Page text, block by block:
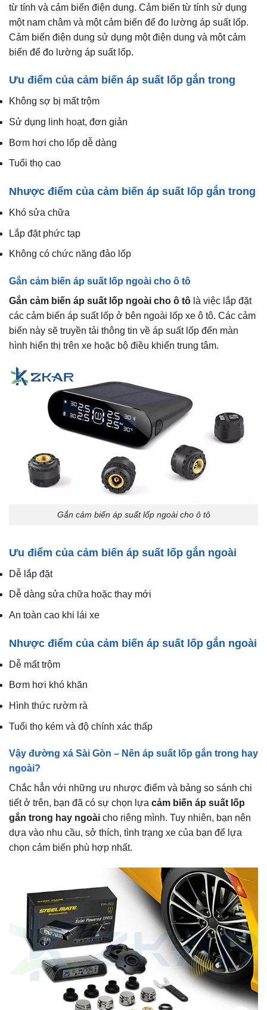
từ tính và cảm biến điện dung. Cảm biến từ tính sử dụng
một nam châm và một cảm biến để đo lường áp suất lốp.
Cảm biến điện dung sử dụng một điện dung và một cảm
biến để đo lường áp suất lốp.
Ưu điểm của cảm biến áp suất lốp gắn trong
Không sợ bị mất trộm
Sử dụng linh hoạt, đơn giản
Bơm hơi cho lốp dễ dàng
Tuổi thọ cao
Nhược điểm của cảm biến áp suất lốp gắn trong
Khó sửa chữa
Lắp đặt phức tạp
Không có chức năng đảo lốp
Gắn cảm biến áp suất lốp ngoài cho ô tô
Gắn cảm biến áp suất lốp ngoài cho ô tô là việc lắp đặt
các cảm biến áp suất lốp ở bên ngoài lốp xe ô tô. Các cảm
biến này sẽ truyền tải thông tin về áp suất lốp đến màn
hình hiển thị trên xe hoặc bộ điều khiển trung tâm.
Gắn cảm biến áp suất lốp ngoài cho ô tô
Ưu điểm của cảm biến áp suất lốp gắn ngoài
Dễ lắp đặt
Dễ dàng sửa chữa hoặc thay mới
An toàn cao khi lái xe
Nhược điểm của cảm biến áp suất lốp gắn ngoài
Dễ mất trộm
Bơm hơi khó khăn
Hình thức rườm rà
Tuổi thọ kém và độ chính xác thấp
Vậy đường xá Sài Gòn – Nên áp suất lốp gắn trong hay
ngoài?
Chắc hẳn với những ưu nhược điểm và bảng so sánh chi
tiết ở trên, bạn đã có sự chọn lựa cảm biến áp suất lốp
gắn trong hay ngoài cho riêng mình. Tuy nhiên, bạn nên
dựa vào nhu cầu, sở thích, tình trạng xe của bạn để lựa
chọn cảm biến phù hợp nhất.